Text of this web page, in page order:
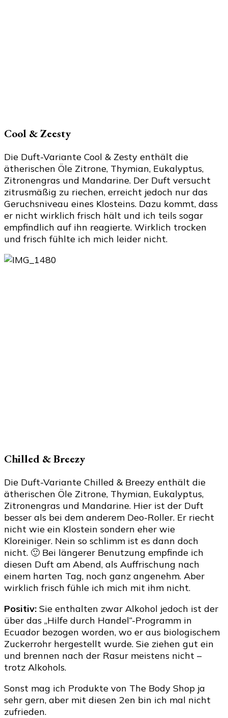
Cool & Zeesty
Die Duft-Variante Cool & Zesty enthält die
ätherischen Öle Zitrone, Thymian, Eukalyptus,
Zitronengras und Mandarine. Der Duft versucht
zitrusmäßig zu riechen, erreicht jedoch nur das
Geruchsniveau eines Klosteins. Dazu kommt, dass
er nicht wirklich frisch hält und ich teils sogar
empfindlich auf ihn reagierte. Wirklich trocken
und frisch fühlte ich mich leider nicht.
Chilled & Breezy
Die Duft-Variante Chilled & Breezy enthält die
ätherischen Öle Zitrone, Thymian, Eukalyptus,
Zitronengras und Mandarine. Hier ist der Duft
besser als bei dem anderem Deo-Roller. Er riecht
nicht wie ein Klostein sondern eher wie
Kloreiniger. Nein so schlimm ist es dann doch
nicht. 🙂 Bei längerer Benutzung empfinde ich
diesen Duft am Abend, als Auffrischung nach
einem harten Tag, noch ganz angenehm. Aber
wirklich frisch fühle ich mich mit ihm nicht.
Positiv: Sie enthalten zwar Alkohol jedoch ist der
über das „Hilfe durch Handel“-Programm in
Ecuador bezogen worden, wo er aus biologischem
Zuckerrohr hergestellt wurde. Sie ziehen gut ein
und brennen nach der Rasur meistens nicht –
trotz Alkohols.
Sonst mag ich Produkte von The Body Shop ja
sehr gern, aber mit diesen 2en bin ich mal nicht
zufrieden.